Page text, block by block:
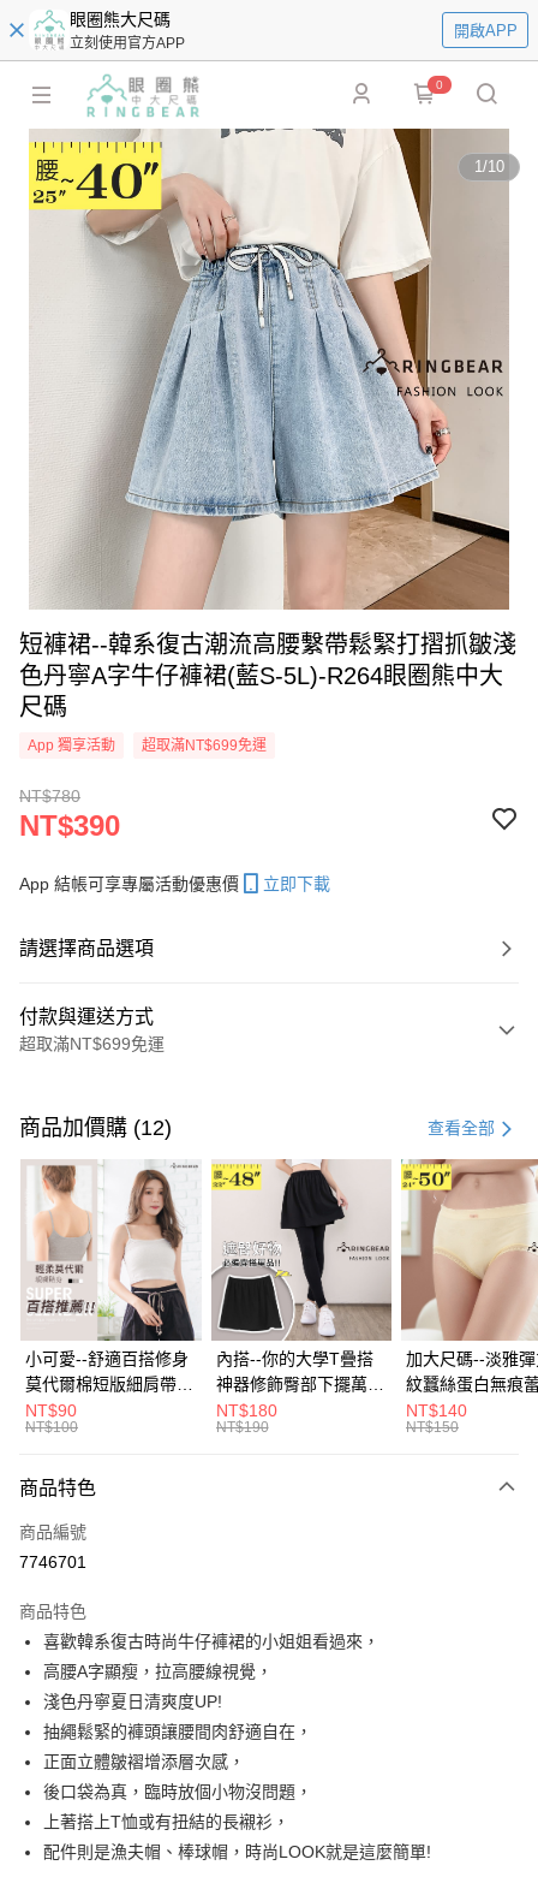
眼圈熊大尺碼
立刻使用官方APP
開啟APP
0
1/10
短褲裙--韓系復古潮流高腰繫帶鬆緊打摺抓皺淺
色丹寧A字牛仔褲裙(藍S-5L)-R264眼圈熊中大
尺碼
App 獨享活動 超取滿NT$699免運
NT$780
NT$390
App 結帳可享專屬活動優惠價 立即下載
請選擇商品選項
付款與運送方式
超取滿NT$699免運
信用卡一次付款
超商取貨付款
LINE Pay
Apple Pay
街口支付
悠遊付
Google Pay
全盈+PAY
大哥付你分期
【大哥付你分期使用說明】
1.本服務由台灣大哥大提供，台灣大哥大用戶可立即使用無須另外申請。
流程，驗證手機門號後，選擇欲分期的期數、繳款截止日，確認付款後即完
成交易。
3.實際核准額度、可分期數及費用金額請依後續交易確認頁面所載為準。
4.訂單成立30分鐘內，如未前往確認交易或遇審核未通過，訂單將自動取
法說明評估內容。
【繳款方式說明】
1.分期款項不併入電信帳單，「大哥付你分期」於每月結算日後寄送繳費提
醒簡訊。
2.透過簡訊連結打開帳單後，可選擇「超商條碼／台灣大直營門市／銀行轉
帳／街口支付／iPASS MONEY」等通路繳費。
【注意事項】
AFTEE先享後付
【關於「AFTEE先享後付」】
AFTEE先享後付是「在收到商品之後才付款」的支付方式。 讓您購物簡單
便利好安心！
１．簡單：不需註冊會員、不需綁卡、不需儲值。
２．便利：只要手機號碼，簡訊認證，即可結帳。
３．安心：先確認商品／服務後，再付款。
【「AFTEE先享後付」結帳流程】
１．於結帳方式選擇「AFTEE先享後付」後，將跳轉至「AFTEE先享後付」
２．訂單成立數日內，您將收到繳費通知簡訊。
３．收到繳費通知簡訊後14天內，點擊此簡訊中的連結，可透過四大超商／
ATM付款
全家取貨付款
每筆NT$70，滿NT$699(含以上)免運費
付款後全家取貨
商品加價購 (12) 查看全部
小可愛--舒適百搭修身
莫代爾棉短版細肩帶素
色背心(白.黑.灰L-2L)-
U582眼圈熊中大尺碼
NT$90
NT$100
內搭--你的大學T疊搭
神器修飾臀部下擺萬用
內搭裙/遮臀裙(黑2L-
6L)-Q155眼圈熊中大
NT$180
NT$190
加大尺碼--淡雅
紋蠶絲蛋白無痕
角內褲(白.粉.藍.
3L)-L28眼圈熊中
NT$140
NT$150
商品特色
商品編號
7746701
商品特色
喜歡韓系復古時尚牛仔褲裙的小姐姐看過來，
高腰A字顯瘦，拉高腰線視覺，
淺色丹寧夏日清爽度UP!
抽繩鬆緊的褲頭讓腰間肉舒適自在，
正面立體皺褶增添層次感，
後口袋為真，臨時放個小物沒問題，
上著搭上T恤或有扭結的長襯衫，
配件則是漁夫帽、棒球帽，時尚LOOK就是這麼簡單!